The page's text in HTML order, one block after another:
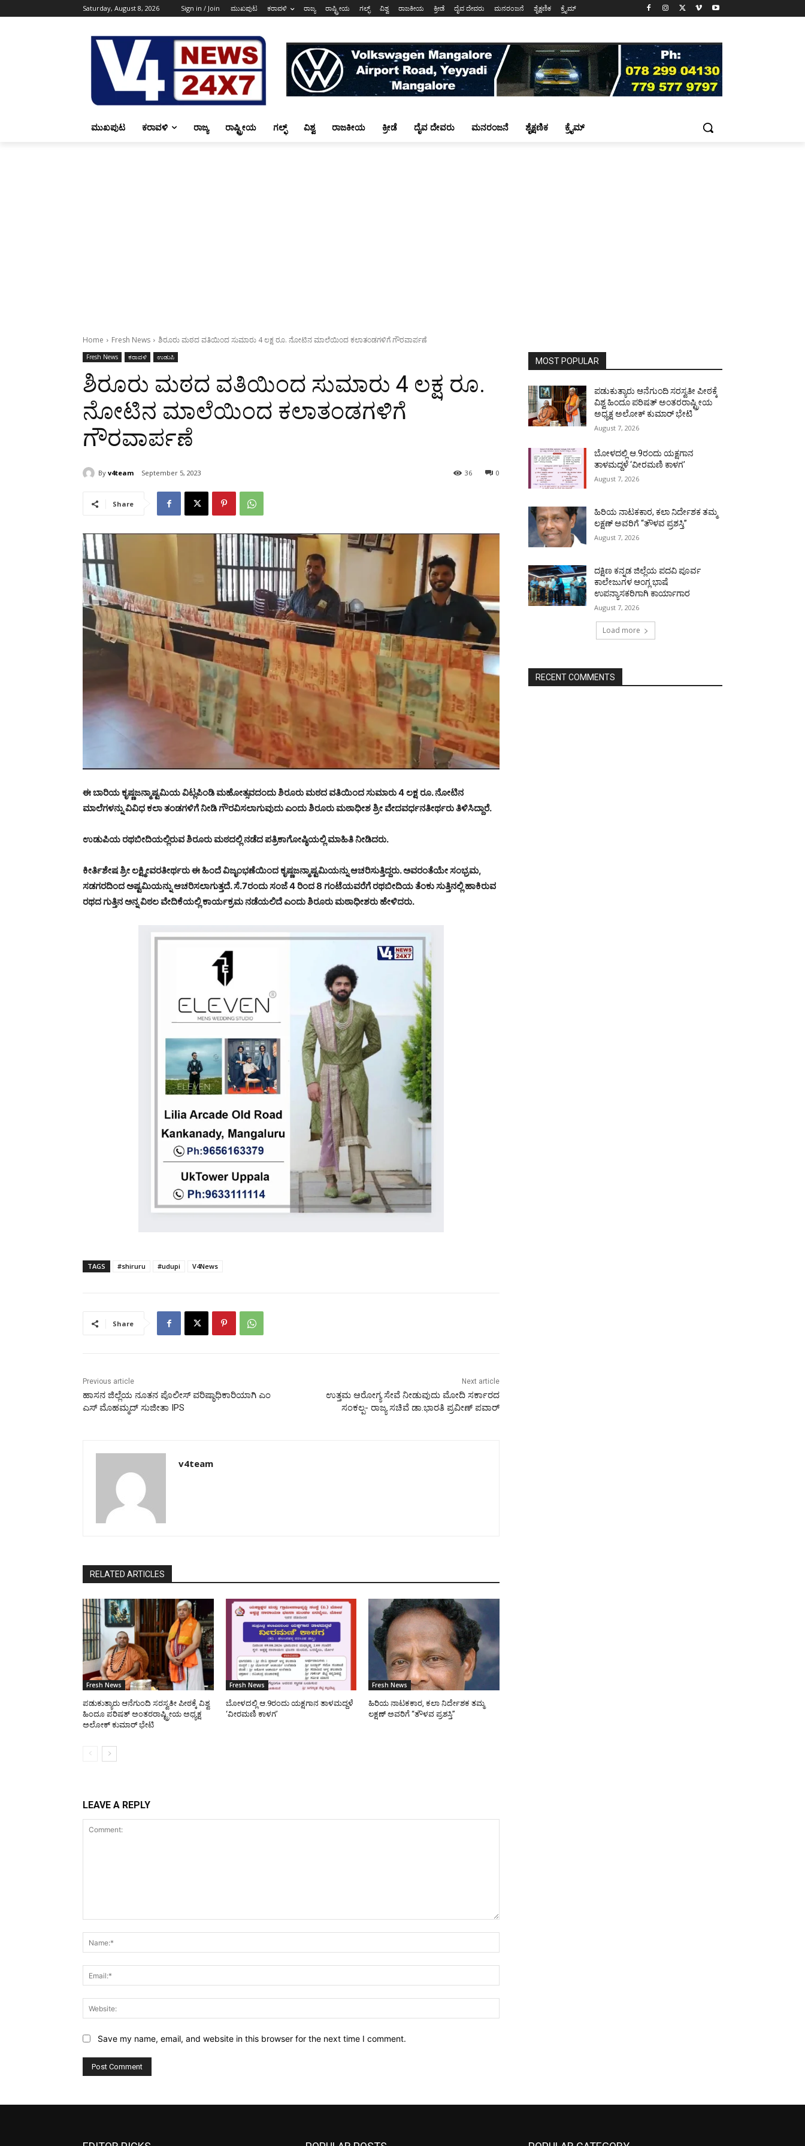
Saturday, August 8, 2026 Sign in / Join ಮುಖಪುಟ ಕರಾವಳಿ ರಾಜ್ಯ ರಾಷ್ಟ್ರೀಯ ಗಲ್ಫ್ ವಿಶ್ವ ರಾಜಕೀಯ ಕ್ರೀಡೆ ದೈವ ದೇವರು ಮನರಂಜನೆ ಶೈಕ್ಷಣಿಕ ಕ್ರೈಮ್
ಮುಖಪುಟ ಕರಾವಳಿ ರಾಜ್ಯ ರಾಷ್ಟ್ರೀಯ ಗಲ್ಫ್ ವಿಶ್ವ ರಾಜಕೀಯ ಕ್ರೀಡೆ ದೈವ ದೇವರು ಮನರಂಜನೆ ಶೈಕ್ಷಣಿಕ ಕ್ರೈಮ್
Home Fresh News ಶಿರೂರು ಮಠದ ವತಿಯಿಂದ ಸುಮಾರು 4 ಲಕ್ಷ ರೂ. ನೋಟಿನ ಮಾಲೆಯಿಂದ ಕಲಾತಂಡಗಳಿಗೆ ಗೌರವಾರ್ಪಣೆ
Fresh News ಕರಾವಳಿ ಉಡುಪಿ
ಶಿರೂರು ಮಠದ ವತಿಯಿಂದ ಸುಮಾರು 4 ಲಕ್ಷ ರೂ.
ನೋಟಿನ ಮಾಲೆಯಿಂದ ಕಲಾತಂಡಗಳಿಗೆ
ಗೌರವಾರ್ಪಣೆ
By v4team September 5, 2023 0
36
Share
ಈ ಬಾರಿಯ ಕೃಷ್ಣಜನ್ಮಾಷ್ಟಮಿಯ ವಿಟ್ಲಪಿಂಡಿ ಮಹೋತ್ಸವದಂದು ಶಿರೂರು ಮಠದ ವತಿಯಿಂದ ಸುಮಾರು 4 ಲಕ್ಷ ರೂ. ನೋಟಿನ
ಮಾಲೆಗಳನ್ನು ವಿವಿಧ ಕಲಾ ತಂಡಗಳಿಗೆ ನೀಡಿ ಗೌರವಿಸಲಾಗುವುದು ಎಂದು ಶಿರೂರು ಮಠಾಧೀಶ ಶ್ರೀ ವೇದವರ್ಧನತೀರ್ಥರು ತಿಳಿಸಿದ್ದಾರೆ.
ಉಡುಪಿಯ ರಥಬೀದಿಯಲ್ಲಿರುವ ಶಿರೂರು ಮಠದಲ್ಲಿ ನಡೆದ ಪತ್ರಿಕಾಗೋಷ್ಠಿಯಲ್ಲಿ ಮಾಹಿತಿ ನೀಡಿದರು.
ಕೀರ್ತಿಶೇಷ ಶ್ರೀ ಲಕ್ಷ್ಮೀವರತೀರ್ಥರು ಈ ಹಿಂದೆ ವಿಜೃಂಭಣೆಯಿಂದ ಕೃಷ್ಣಜನ್ಮಾಷ್ಟಮಿಯನ್ನು ಆಚರಿಸುತ್ತಿದ್ದರು. ಅವರಂತೆಯೇ ಸಂಭ್ರಮ,
ಸಡಗರದಿಂದ ಅಷ್ಟಮಿಯನ್ನು ಆಚರಿಸಲಾಗುತ್ತದೆ. ಸೆ.7ರಂದು ಸಂಜೆ 4 ರಿಂದ 8 ಗಂಟೆಯವರೆಗೆ ರಥಬೀದಿಯ ತೆಂಕು ಸುತ್ತಿನಲ್ಲಿ ಹಾಕಿರುವ
ರಥದ ಗುತ್ತಿನ ಅನ್ನ ವಿಠಲ ವೇದಿಕೆಯಲ್ಲಿ ಕಾರ್ಯಕ್ರಮ ನಡೆಯಲಿದೆ ಎಂದು ಶಿರೂರು ಮಠಾಧೀಶರು ಹೇಳಿದರು.
TAGS #shiruru #udupi V4News
Share
Previous article
ಹಾಸನ ಜಿಲ್ಲೆಯ ನೂತನ ಪೊಲೀಸ್ ವರಿಷ್ಠಾಧಿಕಾರಿಯಾಗಿ ಎಂ
ಎಸ್ ಮೊಹಮ್ಮದ್ ಸುಜೀತಾ IPS
Next article
ಉತ್ತಮ ಆರೋಗ್ಯ ಸೇವೆ ನೀಡುವುದು ಮೋದಿ ಸರ್ಕಾರದ
ಸಂಕಲ್ಪ- ರಾಜ್ಯ ಸಚಿವೆ ಡಾ.ಭಾರತಿ ಪ್ರವೀಣ್ ಪವಾರ್
v4team
RELATED ARTICLES
Fresh News
ಪಡುಕುತ್ಯಾರು ಆನೆಗುಂದಿ ಸರಸ್ವತೀ ಪೀಠಕ್ಕೆ ವಿಶ್ವ
ಹಿಂದೂ ಪರಿಷತ್ ಅಂತರರಾಷ್ಟ್ರೀಯ ಅಧ್ಯಕ್ಷ
ಅಲೋಕ್ ಕುಮಾರ್ ಭೇಟಿ
Fresh News
ಬೋಳದಲ್ಲಿ ಆ.9ರಂದು ಯಕ್ಷಗಾನ ತಾಳಮದ್ದಳೆ
‘ವೀರಮಣಿ ಕಾಳಗ’
Fresh News
ಹಿರಿಯ ನಾಟಕಕಾರ, ಕಲಾ ನಿರ್ದೇಶಕ ತಮ್ಮ
ಲಕ್ಷಣ್ ಅವರಿಗೆ “ತೌಳವ ಪ್ರಶಸ್ತಿ”
LEAVE A REPLY
Save my name, email, and website in this browser for the next time I comment.
MOST POPULAR
ಪಡುಕುತ್ಯಾರು ಆನೆಗುಂದಿ ಸರಸ್ವತೀ ಪೀಠಕ್ಕೆ
ವಿಶ್ವ ಹಿಂದೂ ಪರಿಷತ್ ಅಂತರರಾಷ್ಟ್ರೀಯ
ಅಧ್ಯಕ್ಷ ಅಲೋಕ್ ಕುಮಾರ್ ಭೇಟಿ
August 7, 2026
ಬೋಳದಲ್ಲಿ ಆ.9ರಂದು ಯಕ್ಷಗಾನ
ತಾಳಮದ್ದಳೆ ‘ವೀರಮಣಿ ಕಾಳಗ’
August 7, 2026
ಹಿರಿಯ ನಾಟಕಕಾರ, ಕಲಾ ನಿರ್ದೇಶಕ ತಮ್ಮ
ಲಕ್ಷಣ್ ಅವರಿಗೆ “ತೌಳವ ಪ್ರಶಸ್ತಿ”
August 7, 2026
ದಕ್ಷಿಣ ಕನ್ನಡ ಜಿಲ್ಲೆಯ ಪದವಿ ಪೂರ್ವ
ಕಾಲೇಜುಗಳ ಆಂಗ್ಲ ಭಾಷೆ
ಉಪನ್ಯಾಸಕರಿಗಾಗಿ ಕಾರ್ಯಾಗಾರ
August 7, 2026
Load more
RECENT COMMENTS